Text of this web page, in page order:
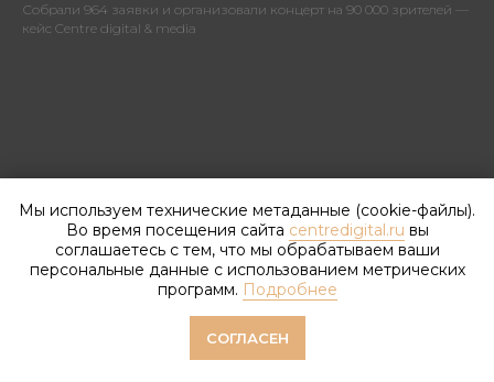
Собрали 964 заявки и организовали концерт на 90 000 зрителей —
кейс Centre digital & media
Мы используем технические метаданные (cookie-файлы).
Во время посещения сайта centredigital.ru вы
соглашаетесь с тем, что мы обрабатываем ваши
персональные данные с использованием метрических
программ. Подробнее
СОГЛАСЕН